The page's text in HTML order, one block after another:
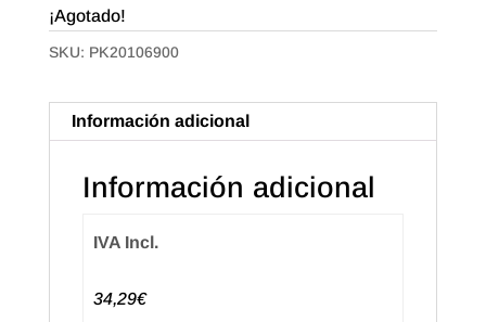
¡Agotado!
SKU: PK20106900
Información adicional
Información adicional
IVA Incl.
34,29€